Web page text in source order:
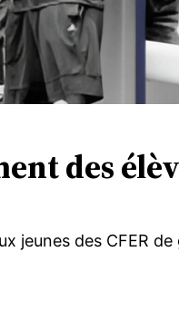
des
jeunes des CFER